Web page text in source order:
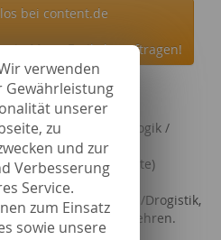
verwenden
Gewährleistung
unserer
zu
und zur
Verbesserung
Service.
zum Einsatz
sowie unsere
bei content.de
Mona Emily beauftragen!
SP Medienpädagogik /
Certificate)
Gesundheits-Themen/Drogistik,
Pädagogik, Lehren.